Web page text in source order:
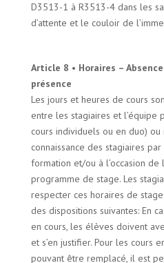
D3513-1 à R3513-4 dans les
d’attente et le couloir de
Article 8 • Horaires –
présence
Les jours et heures de cours
entre les stagiaires et l’équipe
cours individuels ou en duo)
connaissance des stagiaires
formation et/ou à l’occasion
programme de stage. Les
respecter ces horaires de
des dispositions suivantes: En
en cours, les élèves doivent
et s’en justifier. Pour les cours
pouvant être remplacé, il est